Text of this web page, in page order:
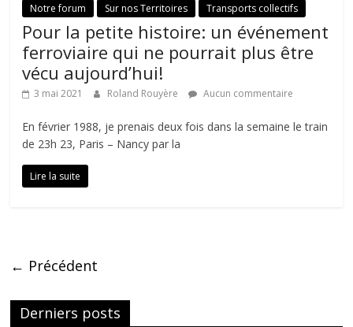
Notre forum
Sur nos Territoires Transports collectifs
Pour la petite histoire: un événement
ferroviaire qui ne pourrait plus être
vécu aujourd’hui!
3 mai 2021 Roland Rouyère Aucun commentaire
En février 1988, je prenais deux fois dans la semaine le train
de 23h 23, Paris – Nancy par la
Lire la suite
← Précédent
Derniers posts